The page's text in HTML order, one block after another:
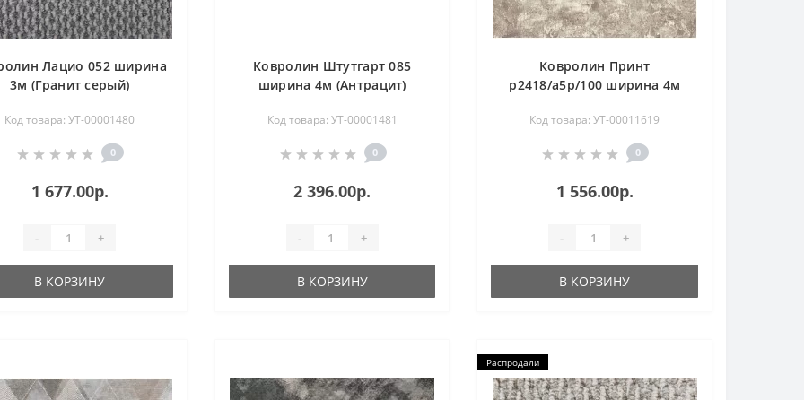
Лацио 052 ширина
3м (Гранит серый)
Код товара: УТ-00001480
0
1 677.00р.
- +
В КОРЗИНУ
Ковролин Штутгарт 085
ширина 4м (Антрацит)
Код товара: УТ-00001481
0
2 396.00р.
- +
В КОРЗИНУ
Ковролин Принт
p2418/a5p/100 ширина 4м
Код товара: УТ-00011619
0
1 556.00р.
- +
В КОРЗИНУ
Распродали